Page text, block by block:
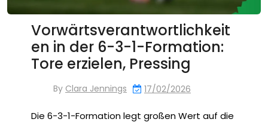
Vorwärtsverantwortlichkeit
en in der 6-3-1-Formation:
Tore erzielen, Pressing
By Clara Jennings 17/02/2026
Die 6-3-1-Formation legt großen Wert auf die